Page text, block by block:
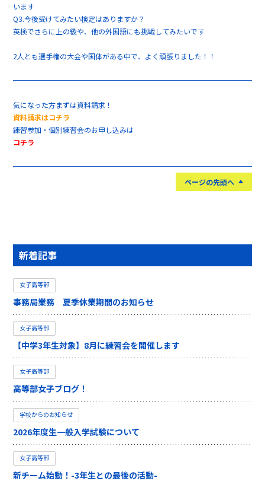
います
Q3.今後受けてみたい検定はありますか？
英検でさらに上の級や、他の外国語にも挑戦してみたいです
2人とも選手権の大会や国体がある中で、よく頑張りました！！
気になった方まずは資料請求！
資料請求はコチラ
練習参加・個別練習会のお申し込みは
コチラ
ページの先頭へ
新着記事
女子高等部
事務局業務 夏季休業期間のお知らせ
女子高等部
【中学3年生対象】8月に練習会を開催します
女子高等部
高等部女子ブログ！
学校からのお知らせ
2026年度生一般入学試験について
女子高等部
新チーム始動！-3年生との最後の活動-